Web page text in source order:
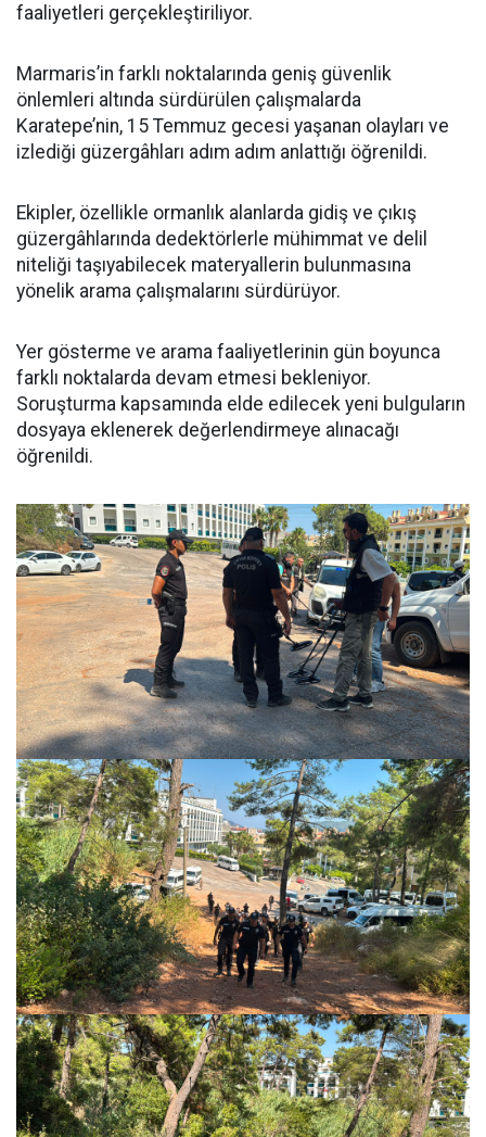
faaliyetleri gerçekleştiriliyor.
Marmaris’in farklı noktalarında geniş güvenlik
önlemleri altında sürdürülen çalışmalarda
Karatepe’nin, 15 Temmuz gecesi yaşanan olayları ve
izlediği güzergâhları adım adım anlattığı öğrenildi.
Ekipler, özellikle ormanlık alanlarda gidiş ve çıkış
güzergâhlarında dedektörlerle mühimmat ve delil
niteliği taşıyabilecek materyallerin bulunmasına
yönelik arama çalışmalarını sürdürüyor.
Yer gösterme ve arama faaliyetlerinin gün boyunca
farklı noktalarda devam etmesi bekleniyor.
Soruşturma kapsamında elde edilecek yeni bulguların
dosyaya eklenerek değerlendirmeye alınacağı
öğrenildi.